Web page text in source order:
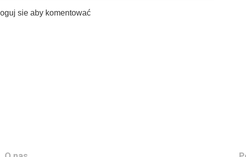
sie aby komentować